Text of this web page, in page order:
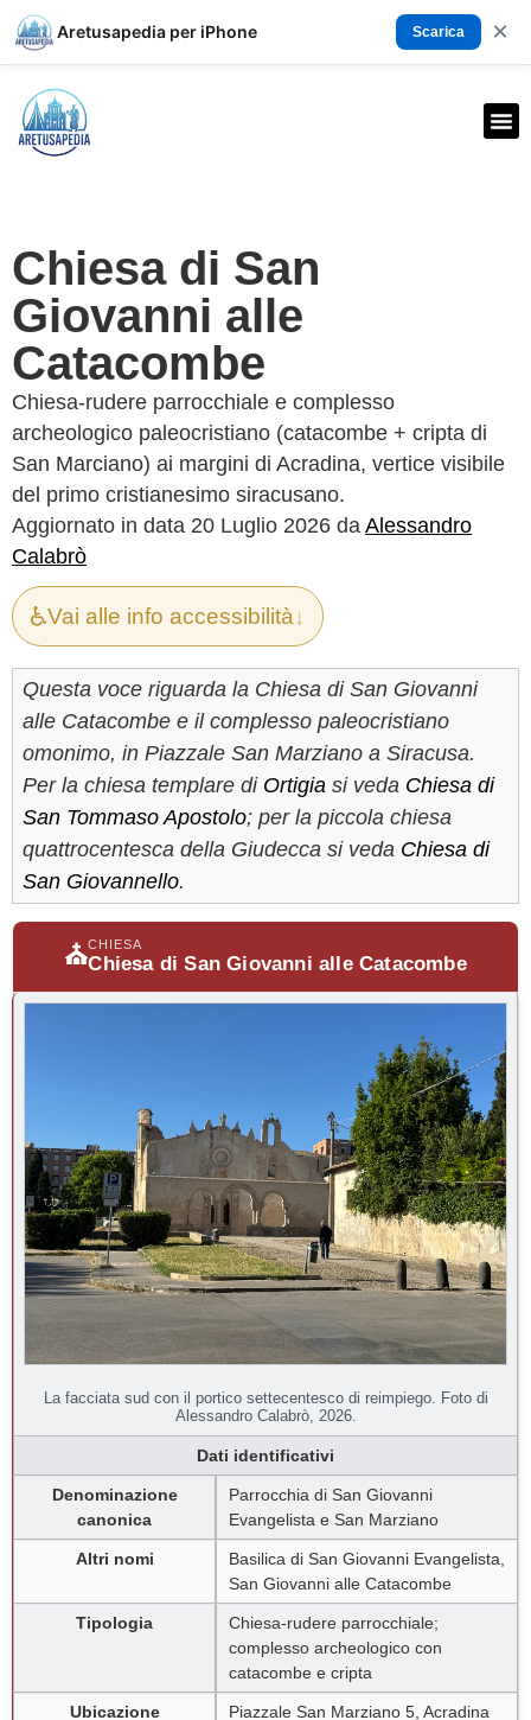
Aretusapedia per iPhone Scarica ×
Chiesa di San
Giovanni alle
Catacombe
Chiesa-rudere parrocchiale e complesso
archeologico paleocristiano (catacombe + cripta di
San Marciano) ai margini di Acradina, vertice visibile
del primo cristianesimo siracusano.
Aggiornato in data 20 Luglio 2026 da Alessandro
Calabrò
♿Vai alle info accessibilità↓
Questa voce riguarda la Chiesa di San Giovanni
alle Catacombe e il complesso paleocristiano
omonimo, in Piazzale San Marziano a Siracusa.
Per la chiesa templare di Ortigia si veda Chiesa di
San Tommaso Apostolo; per la piccola chiesa
quattrocentesca della Giudecca si veda Chiesa di
San Giovannello.
⛪CHIESA
Chiesa di San Giovanni alle Catacombe
La facciata sud con il portico settecentesco di reimpiego. Foto di
Alessandro Calabrò, 2026.
Dati identificativi
Denominazione
canonica
Parrocchia di San Giovanni
Evangelista e San Marziano
Altri nomi
Basilica di San Giovanni Evangelista,
San Giovanni alle Catacombe
Tipologia
Chiesa-rudere parrocchiale;
complesso archeologico con
catacombe e cripta
Ubicazione
Piazzale San Marziano 5, Acradina